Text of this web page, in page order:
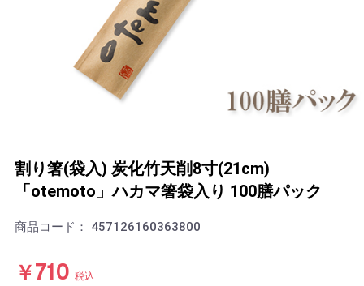
割り箸(袋入) 炭化竹天削8寸(21cm)
「otemoto」ハカマ箸袋入り 100膳パック
商品コード： 457126160363800
￥710 税込